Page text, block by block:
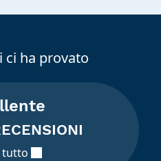
ci ha provato
tutto